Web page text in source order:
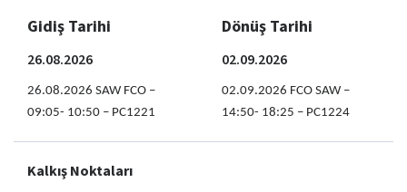
Gidiş Tarihi
26.08.2026
26.08.2026 SAW FCO –
09:05- 10:50 – PC1221
Dönüş Tarihi
02.09.2026
02.09.2026 FCO SAW –
14:50- 18:25 – PC1224
Kalkış Noktaları